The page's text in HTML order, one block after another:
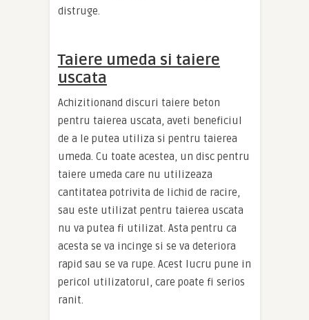
distruge.
Taiere umeda si taiere
uscata
Achizitionand discuri taiere beton
pentru taierea uscata, aveti beneficiul
de a le putea utiliza si pentru taierea
umeda. Cu toate acestea, un disc pentru
taiere umeda care nu utilizeaza
cantitatea potrivita de lichid de racire,
sau este utilizat pentru taierea uscata
nu va putea fi utilizat. Asta pentru ca
acesta se va incinge si se va deteriora
rapid sau se va rupe. Acest lucru pune in
pericol utilizatorul, care poate fi serios
ranit.